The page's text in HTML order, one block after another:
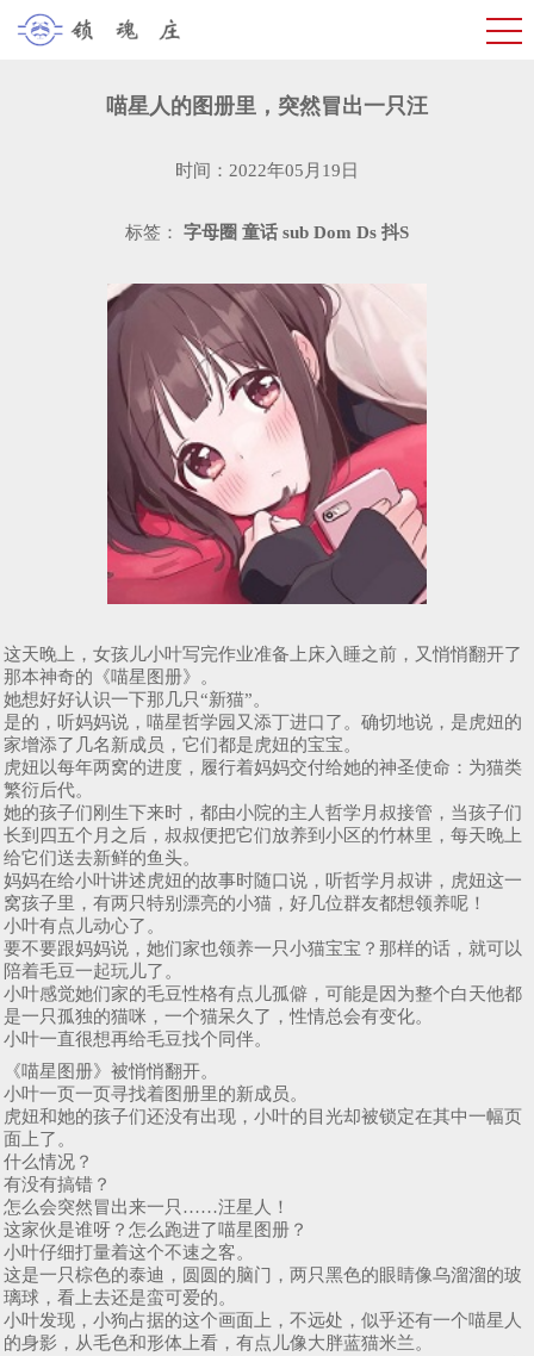
​喵星人的图册里，突然冒出一只汪
时间：2022年05月19日
标签： 字母圈 童话 sub Dom Ds 抖S
这天晚上，女孩儿小叶写完作业准备上床入睡之前，又悄悄翻开了
那本神奇的《喵星图册》。
她想好好认识一下那几只“新猫”。
是的，听妈妈说，喵星哲学园又添丁进口了。确切地说，是虎妞的
家增添了几名新成员，它们都是虎妞的宝宝。
虎妞以每年两窝的进度，履行着妈妈交付给她的神圣使命：为猫类
繁衍后代。
她的孩子们刚生下来时，都由小院的主人哲学月叔接管，当孩子们
长到四五个月之后，叔叔便把它们放养到小区的竹林里，每天晚上
给它们送去新鲜的鱼头。
妈妈在给小叶讲述虎妞的故事时随口说，听哲学月叔讲，虎妞这一
窝孩子里，有两只特别漂亮的小猫，好几位群友都想领养呢！
小叶有点儿动心了。
要不要跟妈妈说，她们家也领养一只小猫宝宝？那样的话，就可以
陪着毛豆一起玩儿了。
小叶感觉她们家的毛豆性格有点儿孤僻，可能是因为整个白天他都
是一只孤独的猫咪，一个猫呆久了，性情总会有变化。
小叶一直很想再给毛豆找个同伴。
《喵星图册》被悄悄翻开。
小叶一页一页寻找着图册里的新成员。
虎妞和她的孩子们还没有出现，小叶的目光却被锁定在其中一幅页
面上了。
什么情况？
有没有搞错？
怎么会突然冒出来一只……汪星人！
这家伙是谁呀？怎么跑进了喵星图册？
小叶仔细打量着这个不速之客。
这是一只棕色的泰迪，圆圆的脑门，两只黑色的眼睛像乌溜溜的玻
璃球，看上去还是蛮可爱的。
小叶发现，小狗占据的这个画面上，不远处，似乎还有一个喵星人
的身影，从毛色和形体上看，有点儿像大胖蓝猫米兰。